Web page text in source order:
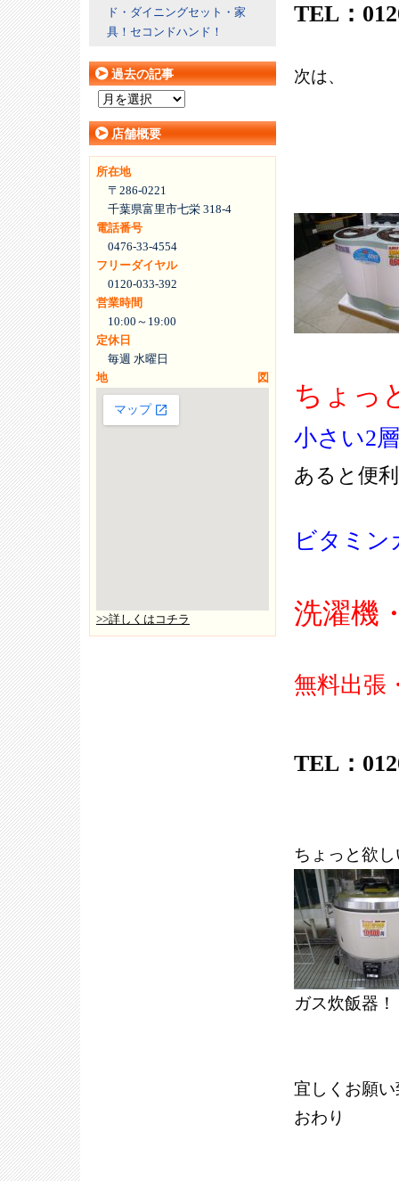
TEL：
次は、
ちょっ
小さい2
あると便
ビタミン
洗濯機
無料出張
TEL：
ちょっと欲
ガス炊飯器
宜しくお願
おわり
ド・ダイニングセット・家
具！セコンドハンド！
過去の記事
の
記
事
店舗概要
所在地
〒286-0221
千葉県富里市七栄 318-4
電話番号
0476-33-4554
フリーダイヤル
0120-033-392
営業時間
10:00～19:00
定休日
毎週 水曜日
地図
>>詳しくはコチラ